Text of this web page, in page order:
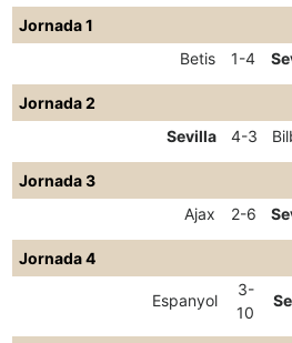
Jornada 1
Betis
1-4
Jornada 2
Sevilla
4-3
Jornada 3
Ajax
2-6
Jornada 4
Espanyol
3-
10